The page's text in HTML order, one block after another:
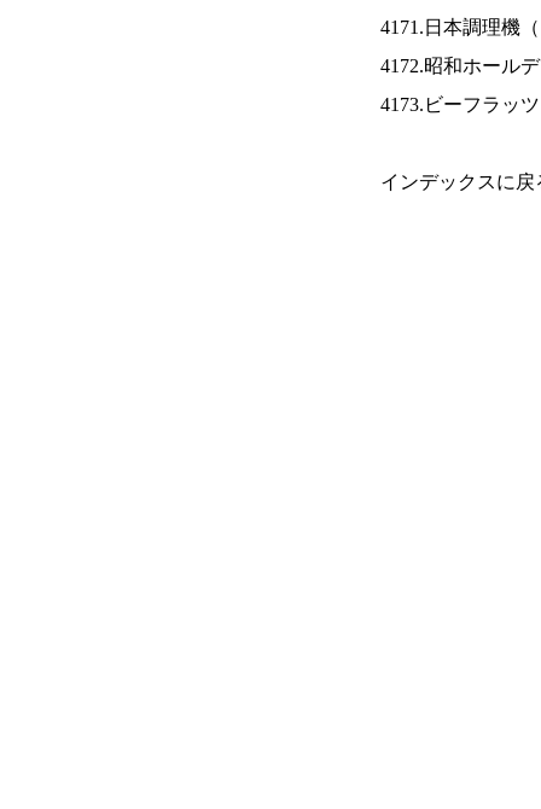
4171.日本調理機（
4172.昭和ホール
4173.ビーフラッ
インデックスに戻